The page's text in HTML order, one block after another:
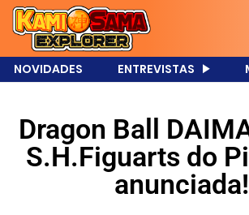
NOVIDADES ENTREVISTAS
Dragon Ball
S.H.Figuarts do
anunciada!